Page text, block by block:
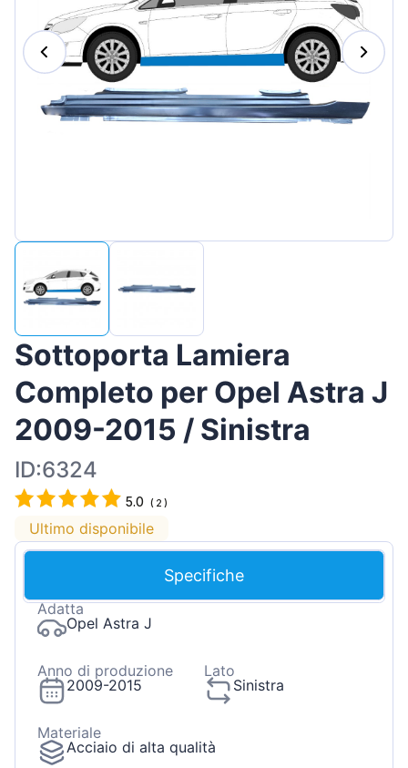
Magyar
Hrvatski
Português
Slovenian
Sottoporta Lamiera
Completo per Opel Astra J
2009-2015 / Sinistra
ID:6324
5.0 ( 2 )
Ultimo disponibile
Specifiche
Adatta
Opel Astra J
Anno di produzione
2009-2015
Lato
Sinistra
Materiale
Acciaio di alta qualità